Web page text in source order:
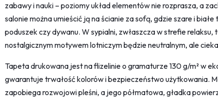
zabawy i nauki – poziomy układ elementów nie rozprasza, a
salonie można umieścić ją na ścianie za sofą, gdzie szare i
poduszek czy dywanu. W sypialni, zwłaszcza w strefie
nostalgicznym motywem lotniczym będzie neutralnym, ale
Tapeta drukowana jest na flizelinie o gramaturze 130 g/m² w
gwarantuje trwałość kolorów i bezpieczeństwo użytkowania.
zapobiega rozwojowi pleśni, a jego półmatowa, gładka